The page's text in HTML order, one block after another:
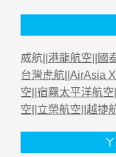
威航|| 港龍航空 國
台灣虎航 AirAsia
空 宿霧太平洋航空
空 立榮航空 越捷